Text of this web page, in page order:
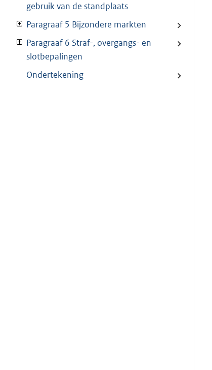
gebruik van de standplaats
Paragraaf 5 Bijzondere markten
Paragraaf 6 Straf-, overgangs- en
slotbepalingen
Ondertekening